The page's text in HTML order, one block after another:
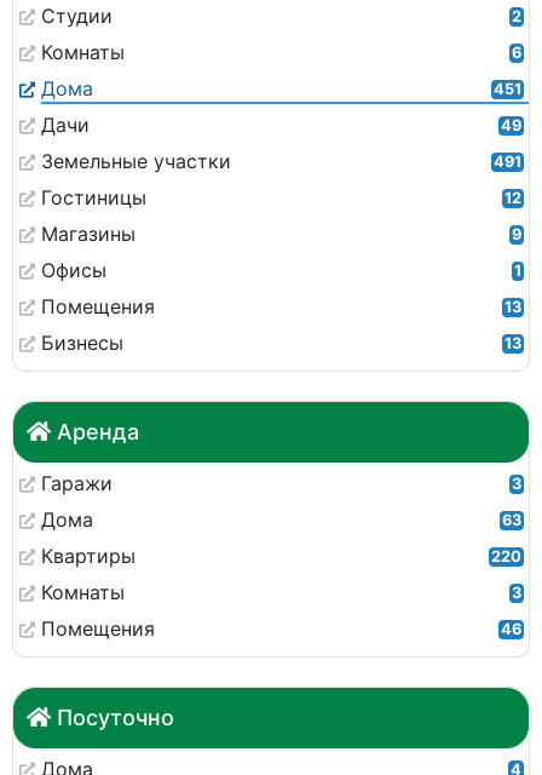
Студии 2
Комнаты 6
Дома 451
Дачи 49
Земельные участки 491
Гостиницы 12
Магазины 9
Офисы 1
Помещения 13
Бизнесы 13
Аренда
Гаражи 3
Дома 63
Квартиры 220
Комнаты 3
Помещения 46
Посуточно
Дома 4